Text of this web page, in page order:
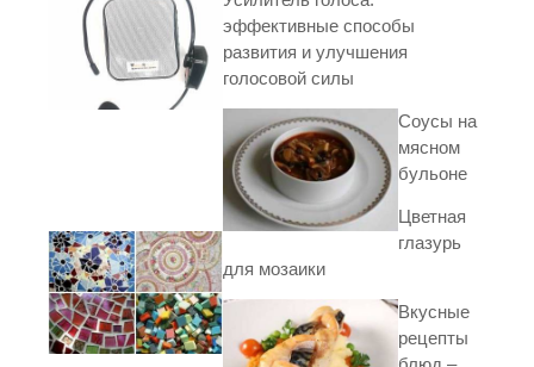
эффективные способы
развития и улучшения
голосовой силы
Соусы на
мясном
бульоне
Цветная
глазурь
для мозаики
Вкусные
рецепты